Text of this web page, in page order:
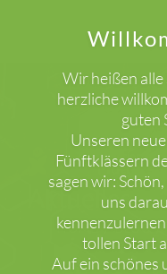
Wir heißen
herzliche
guten
Unseren
Fünftklässern
sagen wir:
uns
tollen Start
Auf ein schönes
Aktuelles
HOME BLOG